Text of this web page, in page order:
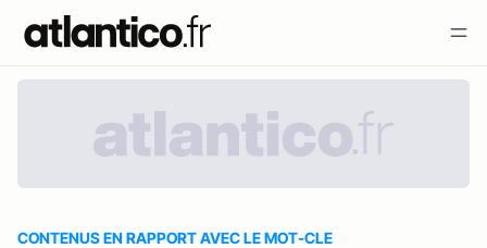
CONTENUS EN RAPPORT AVEC LE MOT-CLE